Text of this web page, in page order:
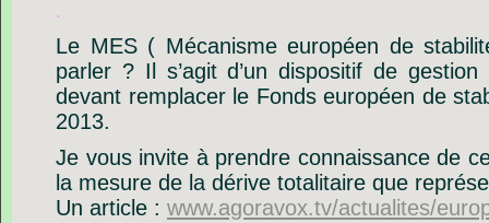
.
Le MES ( Mécanisme européen de
parler ? Il s’agit d’un dispositif de
devant remplacer le Fonds européen de
2013.
Je vous invite à prendre connaissance de
la mesure de la dérive totalitaire que
Un article : www.agoravox.tv/actualites/